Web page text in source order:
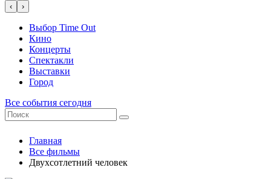
‹ ›
Выбор Time Out
Кино
Концерты
Спектакли
Выставки
Город
Все события сегодня
Главная
Все фильмы
Двухсотлетний человек